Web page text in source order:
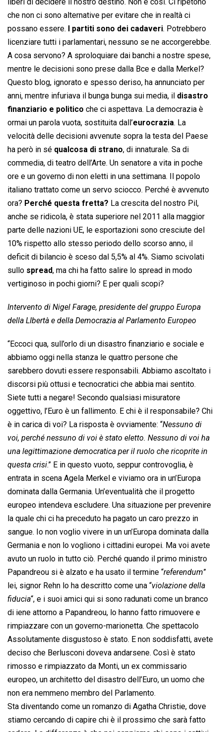
liberi di decidere il nostro destino. Non è così. Ci ripetono
che non ci sono alternative per evitare che in realtà ci
possano essere.
I partiti sono dei cadaveri. Potrebbero
licenziare tutti i parlamentari, nessuno se ne accorgerebbe.
A cosa servono? A sproloquiare dai banchi a nostre spese,
mentre le decisioni sono prese dalla Bce e dalla Merkel?
Questo blog, ignorato e spesso deriso, ha annunciato per
anni, mentre infuriava il bunga bunga sui media, il disastro
finanziario e politico che ci aspettava. La democrazia è
ormai un parola vuota, sostituita dall’eurocrazia. La
velocità delle decisioni avvenute sopra la testa del Paese
ha però in sé qualcosa di strano, di innaturale. Sa di
commedia, di teatro dell’Arte. Un senatore a vita in poche
ore e un governo di non eletti in una settimana. Il popolo
italiano trattato come un servo sciocco. Perché è avvenuto
ora? Perché questa fretta? La crescita del nostro Pil,
anche se ridicola, è stata superiore nel 2011 alla maggior
parte delle nazioni UE, le esportazioni sono cresciute del
10% rispetto allo stesso periodo dello scorso anno, il
deficit di bilancio è sceso dal 5,5% al 4%. Siamo scivolati
sullo spread, ma chi ha fatto salire lo spread in modo
vertiginoso in pochi giorni? E per quali scopi?
Intervento di Nigel Farage, presidente del gruppo Europa
della LIbertà e della Democrazia al Parlamento Europeo
“Eccoci qua, sull’orlo di un disastro finanziario e sociale e
abbiamo oggi nella stanza le quattro persone che
sarebbero dovuti essere responsabili. Abbiamo ascoltato i
discorsi più ottusi e tecnocratici che abbia mai sentito.
Siete tutti a negare! Secondo qualsiasi misuratore
oggettivo, l’Euro è un fallimento. E chi è il responsabile? Chi
è in carica di voi? La risposta è ovviamente: “Nessuno di
voi, perché nessuno di voi è stato eletto. Nessuno di voi ha
una legittimazione democratica per il ruolo che ricoprite in
questa crisi.” E in questo vuoto, seppur controvoglia, è
entrata in scena Agela Merkel e viviamo ora in un’Europa
dominata dalla Germania. Un’eventualità che il progetto
europeo intendeva escludere. Una situazione per prevenire
la quale chi ci ha preceduto ha pagato un caro prezzo in
sangue. Io non voglio vivere in un un’Europa dominata dalla
Germania e non lo vogliono i cittadini europei. Ma voi avete
avuto un ruolo in tutto ciò. Perché quando il primo ministro
Papandreou si è alzato e ha usato il termine “referendum”
lei, signor Rehn lo ha descritto come una “violazione della
fiducia“, e i suoi amici qui si sono radunati come un branco
di iene attorno a Papandreou, lo hanno fatto rimuovere e
rimpiazzare con un governo-marionetta. Che spettacolo
Assolutamente disgustoso è stato. E non soddisfatti, avete
deciso che Berlusconi doveva andarsene. Così è stato
rimosso e rimpiazzato da Monti, un ex commissario
europeo, un architetto del disastro dell’Euro, un uomo che
non era nemmeno membro del Parlamento.
Sta diventando come un romanzo di Agatha Christie, dove
stiamo cercando di capire chi è il prossimo che sarà fatto